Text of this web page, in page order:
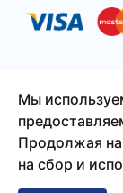
© 2026 Акодис -
ноутбуков,
Мы
Продолжая
на сбор и